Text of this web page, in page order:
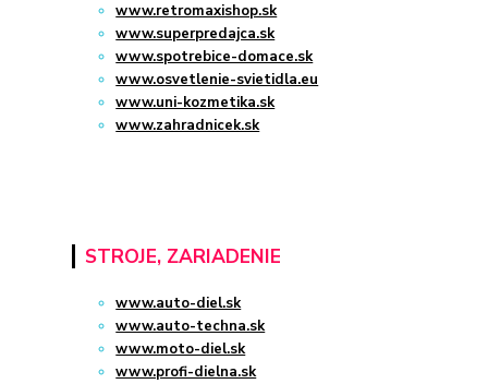
www.retromaxishop.sk
www.superpredajca.sk
www.spotrebice-domace.sk
www.osvetlenie-svietidla.eu
www.uni-kozmetika.sk
www.zahradnicek.sk
STROJE, ZARIADENIE
www.auto-diel.sk
www.auto-techna.sk
www.moto-diel.sk
www.profi-dielna.sk